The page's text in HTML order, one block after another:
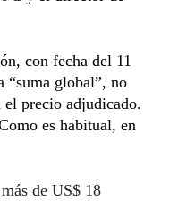
con fecha del 11
“suma global”, no
precio adjudicado.
es habitual, en
de US$ 18